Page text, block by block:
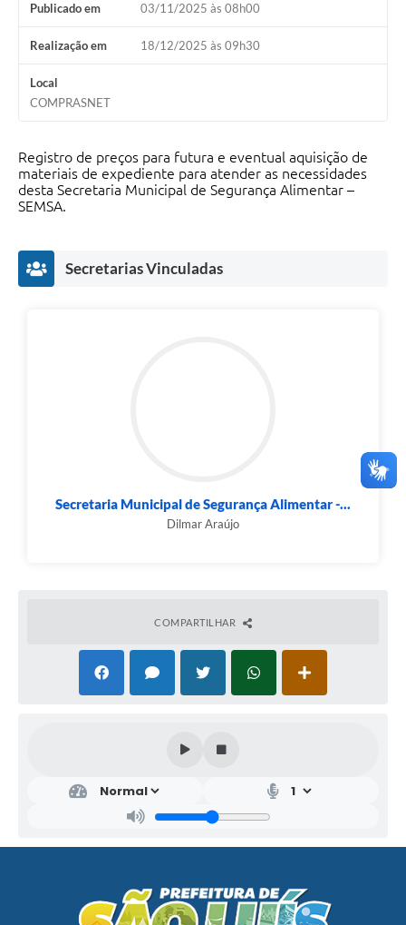
Publicado em 03/11/2025 às 08h00
Realização em 18/12/2025 às 09h30
Local
COMPRASNET
Registro de preços para futura e eventual aquisição de
materiais de expediente para atender as necessidades
desta Secretaria Municipal de Segurança Alimentar –
SEMSA.
Secretarias Vinculadas
Secretaria Municipal de Segurança Alimentar -...
Dilmar Araújo
COMPARTILHAR